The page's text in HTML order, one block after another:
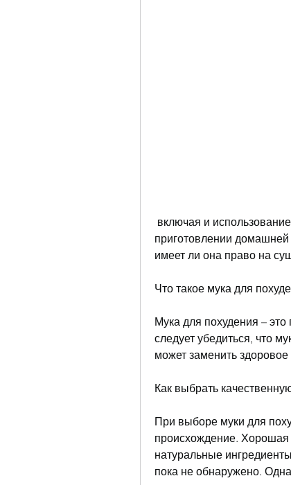
приготовлении
имеет ли она право на
Что такое мука для
Мука для похудения –
следует убедиться, что
может заменить
Как выбрать
При выборе муки для
происхождение. Хорошая
натуральные
пока не обнаружено.